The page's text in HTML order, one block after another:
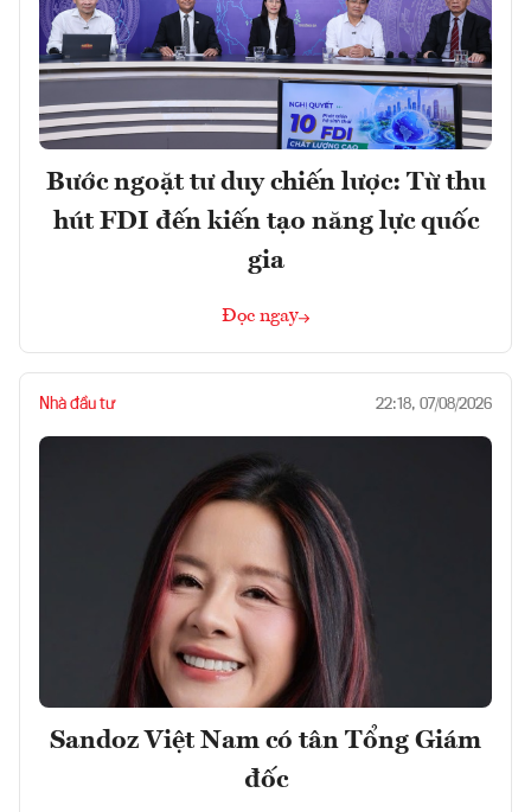
Bước ngoặt tư duy chiến lược: Từ thu
hút FDI đến kiến tạo năng lực quốc
gia
Đọc ngay
Nhà đầu tư 22:18, 07/08/2026
Sandoz Việt Nam có tân Tổng Giám
đốc